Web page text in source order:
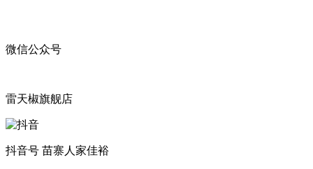
微信公众号
雷天椒旗舰店
抖音号 苗寨人家佳裕